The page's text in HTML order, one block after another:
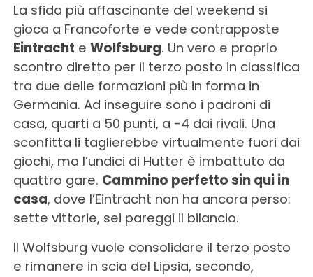
La sfida più affascinante del weekend si
gioca a Francoforte e vede contrapposte
Eintracht e Wolfsburg. Un vero e proprio
scontro diretto per il terzo posto in classifica
tra due delle formazioni più in forma in
Germania. Ad inseguire sono i padroni di
casa, quarti a 50 punti, a -4 dai rivali. Una
sconfitta li taglierebbe virtualmente fuori dai
giochi, ma l’undici di Hutter è imbattuto da
quattro gare. Cammino perfetto sin qui in
casa, dove l’Eintracht non ha ancora perso:
sette vittorie, sei pareggi il bilancio.
Il Wolfsburg vuole consolidare il terzo posto
e rimanere in scia del Lipsia, secondo,